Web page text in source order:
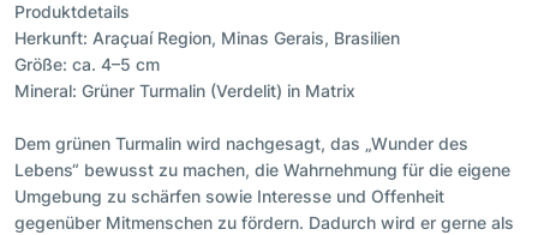
Produktdetails
Herkunft: Araçuaí Region, Minas Gerais, Brasilien
Größe: ca. 4–5 cm
Mineral: Grüner Turmalin (Verdelit) in Matrix
Dem grünen Turmalin wird nachgesagt, das „Wunder des
Lebens“ bewusst zu machen, die Wahrnehmung für die eigene
Umgebung zu schärfen sowie Interesse und Offenheit
gegenüber Mitmenschen zu fördern. Dadurch wird er gerne als